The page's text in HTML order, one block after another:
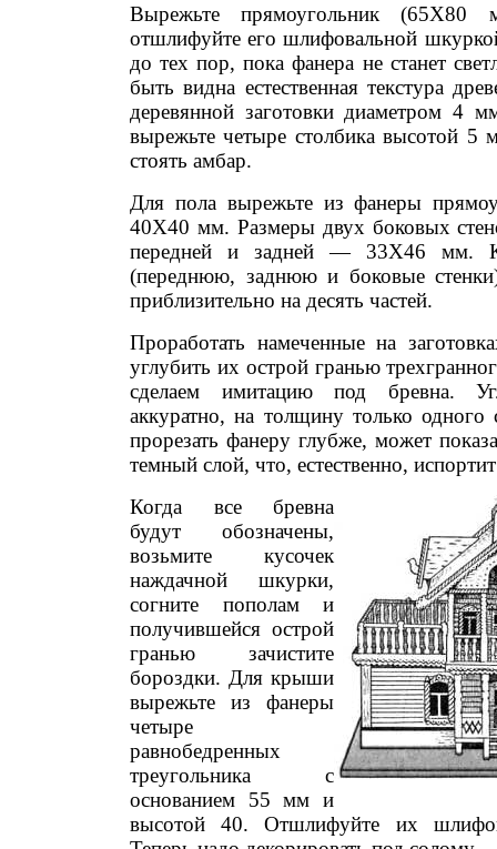
Вырежьте прямоугольник (65X80
отшлифуйте его шлифовальной
до тех пор, пока фанера не станет
быть видна естественная текстура
деревянной заготовки диаметром 4
вырежьте четыре столбика высотой
стоять амбар.
Для пола вырежьте из фанеры
40X40 мм. Размеры двух боковых
передней и задней — 33X46 мм.
(переднюю, заднюю и боковые
приблизительно на десять частей.
Проработать намеченные на
углубить их острой гранью
сделаем имитацию под бревна.
аккуратно, на толщину только
прорезать фанеру глубже, может
темный слой, что, естественно,
Когда все бревна
будут обозначены,
возьмите кусочек
наждачной шкурки,
согните пополам и
получившейся острой
гранью зачистите
бороздки. Для крыши
вырежьте из фанеры
четыре
равнобедренных
треугольника с
основанием 55 мм и
высотой 40. Отшлифуйте их